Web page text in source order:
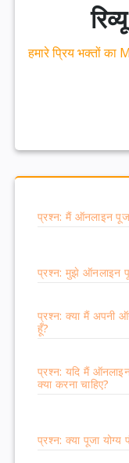
हमारे प्रिय भक्तों
प्रश्न: मैं ऑनलाइन
प्रश्न: मुझे ऑनलाइन
प्रश्न: क्या मैं अपनी
हूँ?
प्रश्न: यदि मैं
क्या करना चाहिए?
प्रश्न: क्या पूजा योग्य